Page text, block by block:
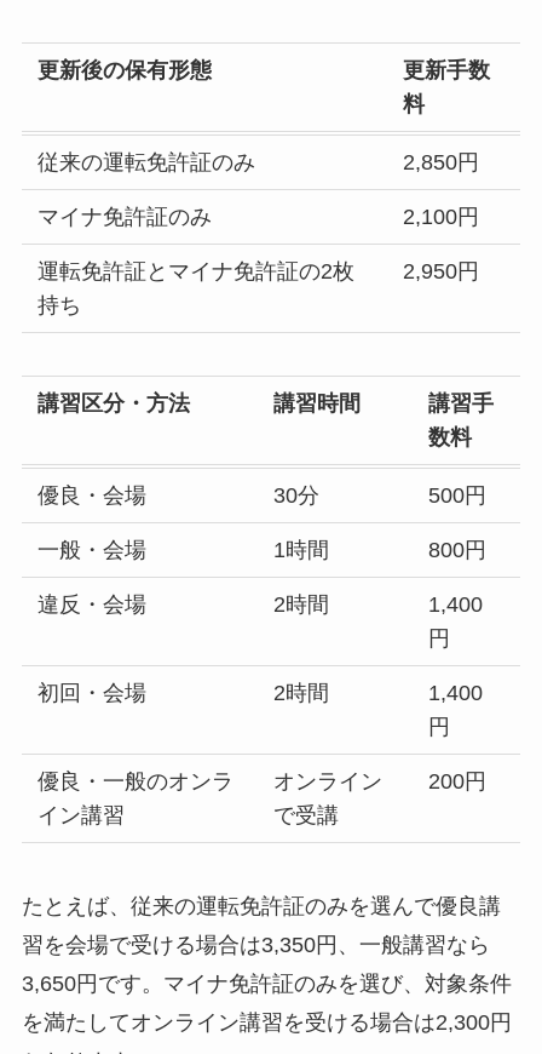
更新後の保有形態
更新手数
料
従来の運転免許証のみ 2,850円
マイナ免許証のみ 2,100円
運転免許証とマイナ免許証の2枚
持ち
2,950円
講習区分・方法 講習時間
講習手
数料
優良・会場 30分 500円
一般・会場 1時間 800円
違反・会場 2時間
1,400
円
初回・会場 2時間
1,400
円
優良・一般のオンラ
イン講習
オンライン
で受講
200円
たとえば、従来の運転免許証のみを選んで優良講
習を会場で受ける場合は3,350円、一般講習なら
3,650円です。マイナ免許証のみを選び、対象条件
を満たしてオンライン講習を受ける場合は2,300円